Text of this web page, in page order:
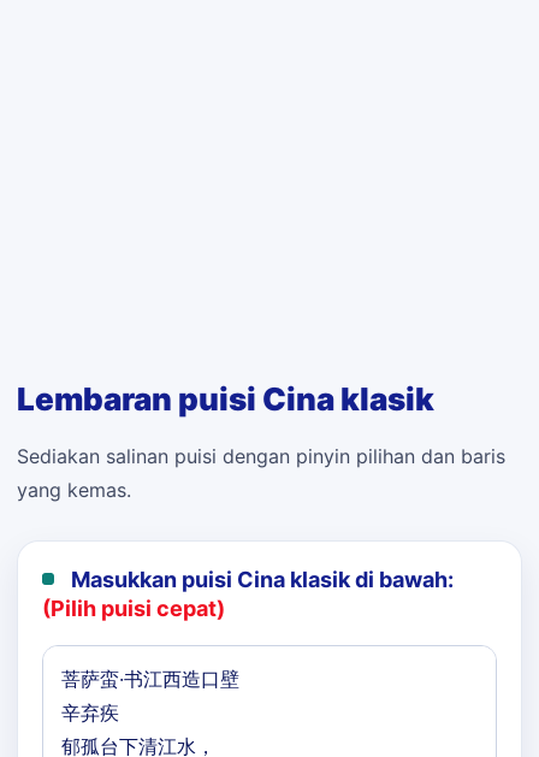
Lembaran puisi Cina klasik
Sediakan salinan puisi dengan pinyin pilihan dan baris
yang kemas.
Masukkan puisi Cina klasik di bawah:
(Pilih puisi cepat)